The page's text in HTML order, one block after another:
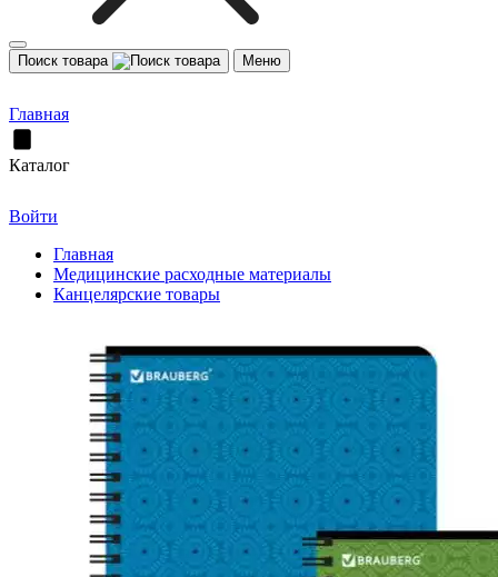
Поиск товара Меню
Главная
Каталог
Войти
Главная
Медицинские расходные материалы
Канцелярские товары